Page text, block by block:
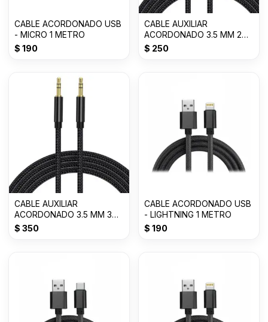
CABLE ACORDONADO USB
- MICRO 1 METRO
$ 190
CABLE AUXILIAR
ACORDONADO 3.5 MM 2
METROS
$ 250
CABLE AUXILIAR
ACORDONADO 3.5 MM 3
METROS
$ 350
CABLE ACORDONADO USB
- LIGHTNING 1 METRO
$ 190